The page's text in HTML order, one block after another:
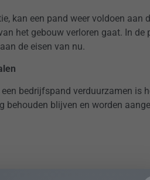
kan een pand weer voldoen aan
het gebouw verloren gaat. In de
de eisen van nu.
bedrijfspand verduurzamen is
behouden blijven en worden